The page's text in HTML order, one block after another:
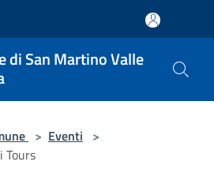
di San Martino Valle
> Eventi >
Tours